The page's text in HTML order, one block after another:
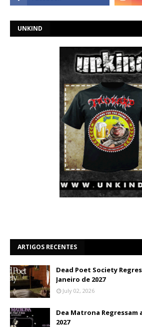
UNKIND
ARTIGOS RECENTES
Dead Poet Society
Janeiro de 2027
July 02, 2026
Dea Matrona Regressam
2027